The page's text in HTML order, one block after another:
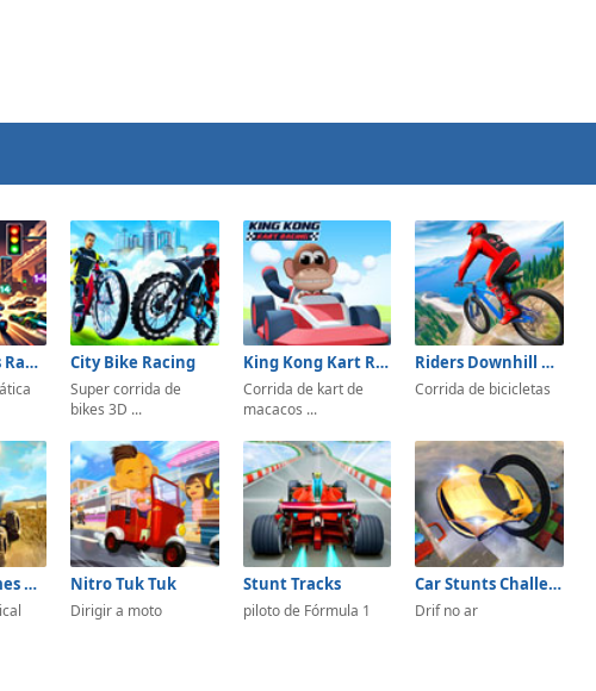
Mathematics Racing City Bike Racing
Super corrida de
bikes 3D ...
King Kong Kart Racing
Corrida de kart de
macacos ...
Riders Downhill Racing
Corrida de bicicletas
ATV Bike Games Quad Offroad Nitro Tuk Tuk
Dirigir a moto
Stunt Tracks
piloto de Fórmula 1
Car Stunts Challenge
Drif no ar